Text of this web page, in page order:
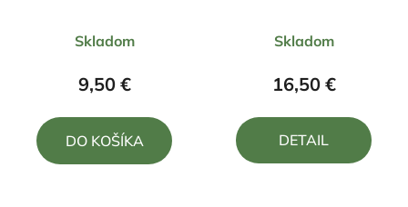
hodnotenie
produktu
4,0
z
Skladom
9,50 €
DO KOŠÍKA
hodnotenie
produktu
5,0
z
Skladom
16,50 €
DETAIL